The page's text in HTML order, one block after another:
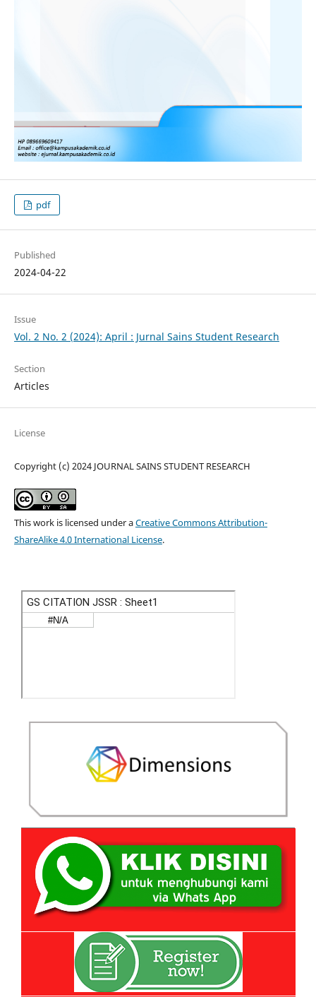
pdf
Published
2024-04-22
Issue
Vol. 2 No. 2 (2024): April : Jurnal Sains Student Research
Section
Articles
License
Copyright (c) 2024 JOURNAL SAINS STUDENT RESEARCH
This work is licensed under aCreative Commons Attribution-
ShareAlike 4.0 International License.